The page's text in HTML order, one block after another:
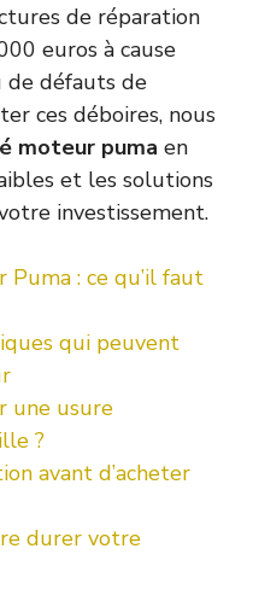
de réparation
euros à cause
de défauts de
ces déboires, nous
moteur puma en
et les solutions
investissement.
: ce qu’il faut
qui peuvent
une usure
?
avant d’acheter
durer votre